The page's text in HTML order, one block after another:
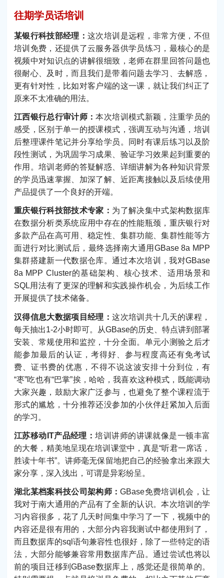
往期学员话培训
某银行科技部经理：这次培训是远程，非常方便，不但
培训免费，还提供了云服务器供学员练习，最核心的是
视频中对知识点的讲解很细致，老师在群里回答问题也
很耐心、及时，而且我们是带着问题去学习、去解惑，
更有针对性，比如对客户端的这一课，就让我们纠正了
原来不太准确的用法。
江西银行总行审计师：本次培训模式新颖，注重学员的
感受，区别于单一的授课模式，强调互动与沟通，培训
后整理课件笔记并分享给学员。同时有课后练习以及阶
段性测试，为巩固学习成果、验证学习效果起到重要的
作用。培训老师的答疑解惑、详细讲解为各种知识背景
的学员迅速掌握、加深了解、近距离接触以及后续使用
产品提供了一个良好的开端。
重庆银行科技部技术专家： 为了解决集中式架构数据库
在数据分析类系统应用中存在的性能瓶颈，重庆银行对
多款产品在高可用、稳定性、集群功能、集群性能等方
面进行对比测试后，最终选择南大通用GBase 8a MPP
集群搭建新一代数据仓库。通过本次培训，我对GBase
8a MPP Cluster的基础架构、核心技术、适用场景和
SQL用法有了更深的理解和实践操作机会，为后续工作
开展提供了技术储备。
汉得信息大数据项目经理：这次培训共十几天的课程，
每天抽出1-2小时即可。从GBase的历史、特点讲到部署
安装、常规使用和监控，十分全面。单元小测验之后才
能参加最后的认证，考得好、参与程度高还有免考试
费、证书费的优惠，不得不说这波安排十分到位，有
“枣”吃也有“巴掌”挨，哈哈，我喜欢这种模式，既能调动
大家兴趣，鼓励大家广泛参与，也避免了整个课程流于
形式的尴尬，十分推荐还没参加的小伙伴赶紧加入后面
的学习。
江苏移动IT产品经理：培训讲师的讲课就像是一顿丰富
的大餐，精美地呈现在培训课堂中，真是“听君一席话，
胜读十年书”。讲师毫无保留地把自己的经验拿出来跟大
家分享，深入浅出，可谓是异彩纷呈。
湖北某档案科技公司架构师：GBase免费培训机会，让
我对于南大通用的产品有了全新的认识。本次培训的学
习内容很多，花了几天时间集中学习了一下，视频中的
内容还是很有用的，大部分内容我测试中都使用到了，
而且数据库的sql语句兼容性也很好，除了一些特定的语
法，大部分能够兼容常用数据库产品。通过尝试也将以
前的项目迁移到GBase数据库上，感觉还是很简单的。